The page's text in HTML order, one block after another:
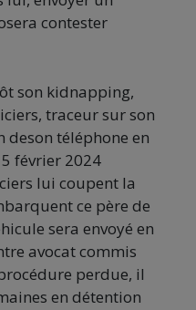
contester
son kidnapping,
traceur sur son
deson téléphone en
février 2024
lui coupent la
ce père de
sera envoyé en
avocat commis
perdue, il
en détention